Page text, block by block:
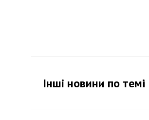
Інші новини по темi